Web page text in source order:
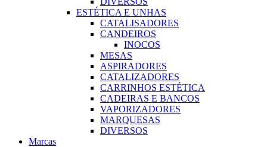
ESTÉTICA E UNHAS
CATALISADORES
CANDEIROS
INOCOS
MESAS
ASPIRADORES
CATALIZADORES
CARRINHOS ESTÉTICA
CADEIRAS E BANCOS
VAPORIZADORES
MARQUESAS
DIVERSOS
Marcas